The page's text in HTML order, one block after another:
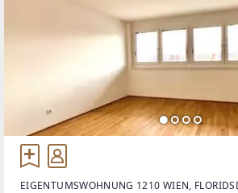
EIGENTUMSWOHNUNG 1210 WIEN,